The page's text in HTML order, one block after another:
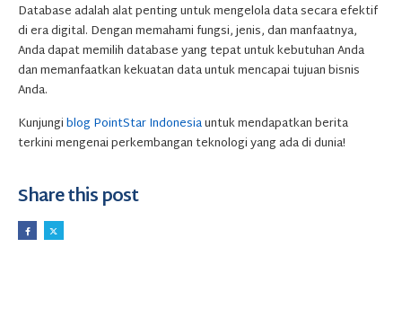
Database adalah alat penting untuk mengelola data secara efektif
di era digital. Dengan memahami fungsi, jenis, dan manfaatnya,
Anda dapat memilih database yang tepat untuk kebutuhan Anda
dan memanfaatkan kekuatan data untuk mencapai tujuan bisnis
Anda.
Kunjungiblog PointStar Indonesiauntuk mendapatkan berita
terkini mengenai perkembangan teknologi yang ada di dunia!
Share this post